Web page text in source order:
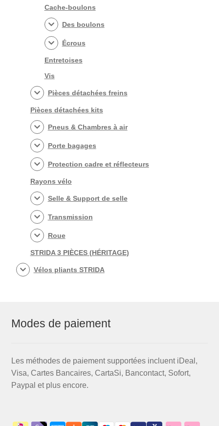
Cache-boulons
Des boulons
Écrous
Entretoises
Vis
Pièces détachées freins
Pièces détachées kits
Pneus & Chambres à air
Porte bagages
Protection cadre et réflecteurs
Rayons vélo
Selle & Support de selle
Transmission
Roue
STRIDA 3 PIÈCES (HÉRITAGE)
Vélos pliants STRIDA
Modes de paiement
Les méthodes de paiement supportées incluent iDeal,
Visa, Cartes Bancaires, CartaSi, Bancontact, Sofort,
Paypal et plus encore.